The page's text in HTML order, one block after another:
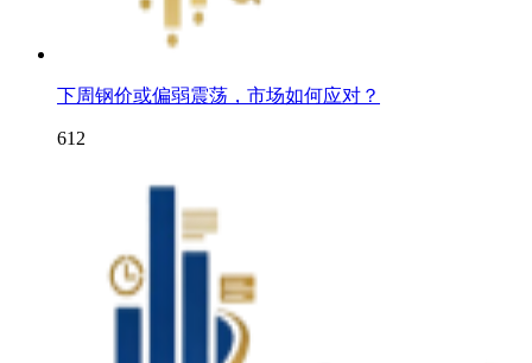
下周钢价或偏弱震荡，市场如何应对？
612